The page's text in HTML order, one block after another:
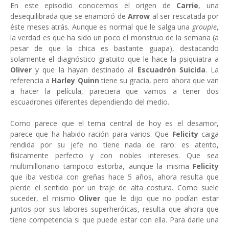
En este episodio conocemos el origen de Carrie, una
desequilibrada que se enamoró deArrow al ser rescatada por
éste meses atrás. Aunque es normal que le salga una groupie,
la verdad es que ha sido un poco el monstruo de la semana (a
pesar de que la chica es bastante guapa), destacando
solamente el diagnóstico gratuito que le hace la psiquiatra a
Olivery que la hayan destinado al Escuadrón Suicida. La
referencia a Harley Quinn tiene su gracia, pero ahora que van
a hacer la película, pareciera que vamos a tener dos
escuadrones diferentes dependiendo del medio.
Como parece que el tema central de hoy es el desamor,
parece que ha habido ración para varios. Que Felicitycaiga
rendida por su jefe no tiene nada de raro: es atento,
físicamente perfecto y con nobles intereses. Que sea
multimillonario tampoco estorba, aunque la misma Felicity
que iba vestida con greñas hace 5 años, ahora resulta que
pierde el sentido por un traje de alta costura. Como suele
suceder, el mismo Oliver que le dijo que no podían estar
juntos por sus labores superheróicas, resulta que ahora que
tiene competencia si que puede estar con ella. Para darle una